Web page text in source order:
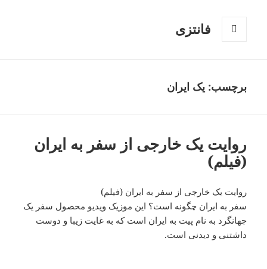
فانتزی
برچسب: یک ایران
روایت یک خارجی از سفر به ایران
(فیلم)
روایت یک خارجی از سفر به ایران (فیلم)
سفر به ایران چگونه است؟ این موزیک ویدیو محصول سفر یک
جهانگرد به نام پیت به ایران است که به غایت زیبا و دوست
داشتنی و دیدنی است.